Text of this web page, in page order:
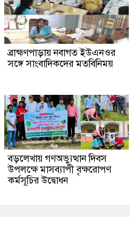
ব্রাহ্মণপাড়ায় নবাগত ইউএনওর
সঙ্গে সাংবাদিকদের মতবিনিময়
বড়লেখায় গণঅভ্যুত্থান দিবস
উপলক্ষে মাসব্যাপী বৃক্ষরোপণ
কর্মসূচির উদ্বোধন